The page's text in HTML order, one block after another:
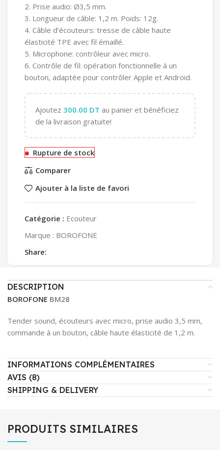
2. Prise audio: Ø3,5 mm.
3. Longueur de câble: 1,2 m. Poids: 12g.
4. Câble d’écouteurs: tresse de câble haute
élasticité TPE avec fil émaillé.
5. Microphone: contrôleur avec micro.
6. Contrôle de fil: opération fonctionnelle à un
bouton, adaptée pour contrôler Apple et Android.
Ajoutez 300.00 DT au panier et bénéficiez
de la livraison gratuite!
Rupture de stock
Comparer
Ajouter à la liste de favori
Catégorie : Ecouteur
Marque : BOROFONE
Share:
DESCRIPTION
BOROFONE BM28
Tender sound, écouteurs avec micro, prise audio 3,5 mm,
commande à un bouton, câble haute élasticité de 1,2 m.
INFORMATIONS COMPLÉMENTAIRES
AVIS (8)
SHIPPING & DELIVERY
PRODUITS SIMILAIRES